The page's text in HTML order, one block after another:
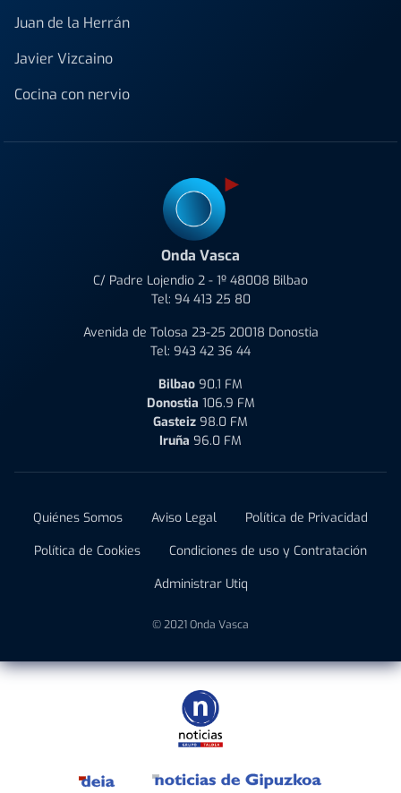
Juan de la Herrán
Javier Vizcaino
Cocina con nervio
Onda Vasca
C/ Padre Lojendio 2 - 1º 48008 Bilbao
Tel: 94 413 25 80
Avenida de Tolosa 23-25 20018 Donostia
Tel: 943 42 36 44
Bilbao 90.1 FM
Donostia 106.9 FM
Gasteiz 98.0 FM
Iruña 96.0 FM
Quiénes Somos Aviso Legal
Política de Privacidad
Política de Cookies
Condiciones de uso y Contratación
Administrar Utiq
© 2021 Onda Vasca